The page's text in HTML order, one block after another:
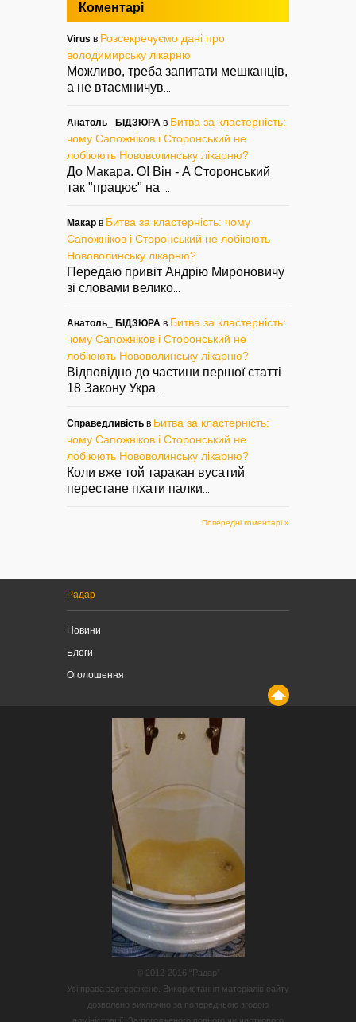
Коментарі
Virus в Розсекречуємо дані про
володимирську лікарню
Можливо, треба запитати мешканців,
а не втаємничув
Анатоль_ БІДЗЮРА в Битва за кластерність:
чому Сапожніков і Сторонський не
лобіюють Нововолинську лікарню?
До Макара. О! Він - А Сторонський
так "працює" на
Макар в Битва за кластерність: чому
Сапожніков і Сторонський не лобіюють
Нововолинську лікарню?
Передаю привіт Андрію Мироновичу
зі словами велико
Анатоль_ БІДЗЮРА в Битва за кластерність:
чому Сапожніков і Сторонський не
лобіюють Нововолинську лікарню?
Відповідно до частини першої статті
18 Закону Укра
Справедливість в Битва за кластерність:
чому Сапожніков і Сторонський не
лобіюють Нововолинську лікарню?
Коли вже той таракан вусатий
перестане пхати палки
Попередні коментарі »
Радар
Новини
Блоги
Оголошення
© 2012-2016 “Радар”
Усі права застережено. Використання матеріалів сайту
дозволено виключно за попередньою згодою